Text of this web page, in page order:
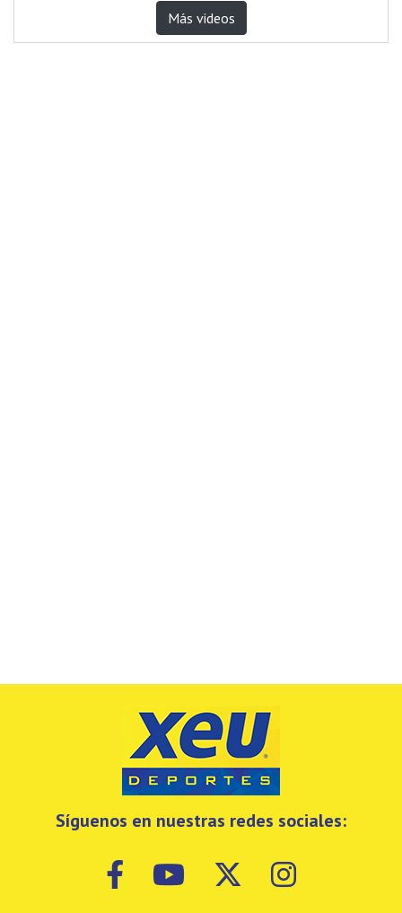
Más videos
Síguenos en nuestras redes sociales: